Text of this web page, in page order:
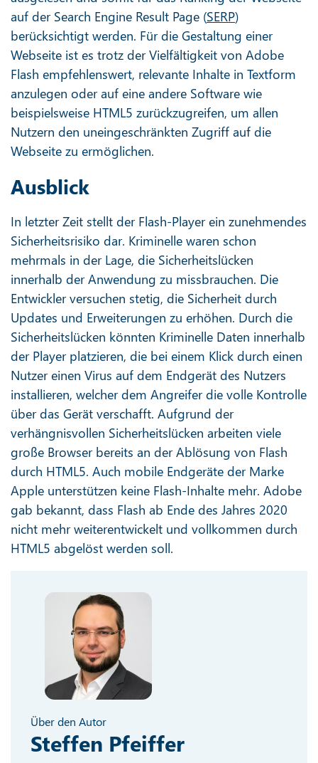
auf der Search Engine Result Page (SERP)
berücksichtigt werden. Für die Gestaltung einer
Webseite ist es trotz der Vielfältigkeit von Adobe
Flash empfehlenswert, relevante Inhalte in Textform
anzulegen oder auf eine andere Software wie
beispielsweise HTML5 zurückzugreifen, um allen
Nutzern den uneingeschränkten Zugriff auf die
Webseite zu ermöglichen.
Ausblick
In letzter Zeit stellt der Flash-Player ein zunehmendes
Sicherheitsrisiko dar. Kriminelle waren schon
mehrmals in der Lage, die Sicherheitslücken
innerhalb der Anwendung zu missbrauchen. Die
Entwickler versuchen stetig, die Sicherheit durch
Updates und Erweiterungen zu erhöhen. Durch die
Sicherheitslücken könnten Kriminelle Daten innerhalb
der Player platzieren, die bei einem Klick durch einen
Nutzer einen Virus auf dem Endgerät des Nutzers
installieren, welcher dem Angreifer die volle Kontrolle
über das Gerät verschafft. Aufgrund der
verhängnisvollen Sicherheitslücken arbeiten viele
große Browser bereits an der Ablösung von Flash
durch HTML5. Auch mobile Endgeräte der Marke
Apple unterstützen keine Flash-Inhalte mehr. Adobe
gab bekannt, dass Flash ab Ende des Jahres 2020
nicht mehr weiterentwickelt und vollkommen durch
HTML5 abgelöst werden soll.
Über den Autor
Steffen Pfeiffer